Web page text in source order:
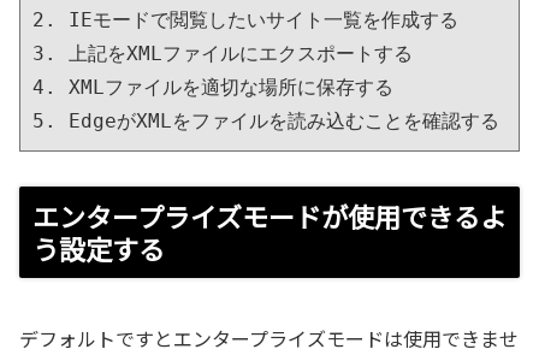
2. IEモードで閲覧したいサイト一覧を作成する
3. 上記をXMLファイルにエクスポートする
4. XMLファイルを適切な場所に保存する
5. EdgeがXMLをファイルを読み込むことを確認する
エンタープライズモードが使用できるよ
う設定する
デフォルトですとエンタープライズモードは使用できませ